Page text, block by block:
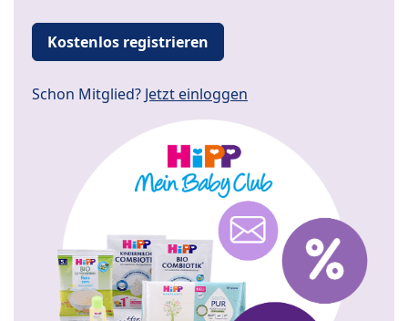
Kostenlos registrieren
Schon Mitglied? Jetzt einloggen